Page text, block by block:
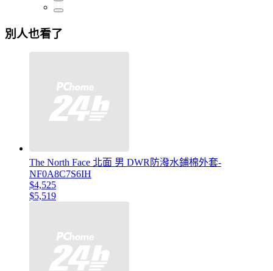
別人也看了
The North Face 北面 男 DWR防潑水鋪棉外套-
NF0A8C7S6IH
$4,525
$5,519